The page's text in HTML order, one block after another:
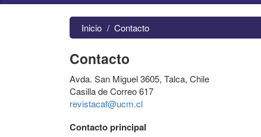
Inicio Contacto
Contacto
Avda. San Miguel 3605, Talca, Chile
Casilla de Correo 617
revistacaf@ucm.cl
Contacto principal